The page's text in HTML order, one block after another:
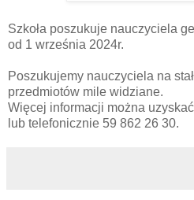
Szkoła poszukuje nauczyciela
od 1 września 2024r.
Poszukujemy nauczyciela na
przedmiotów mile widziane.
Więcej informacji można
lub telefonicznie 59 862 26 30.